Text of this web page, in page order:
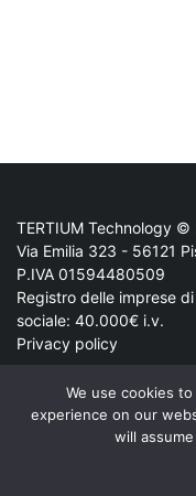
TERTIUM Technology ©
Via Emilia 323 - 56121
P.IVA 01594480509
Registro delle imprese
sociale: 40.000€ i.v.
Privacy policy
We use cookies
experience on our
will